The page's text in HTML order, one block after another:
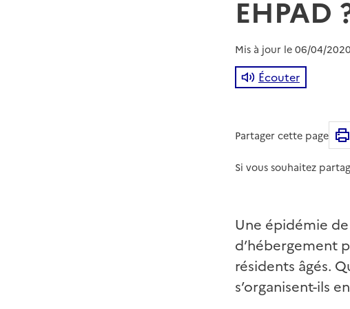
EHPAD
Mis à jour le 06/04/2020
Écouter
Partager cette page
Si vous souhaitez
Une épidémie
d’hébergement
résidents âgés.
s’organisent-ils